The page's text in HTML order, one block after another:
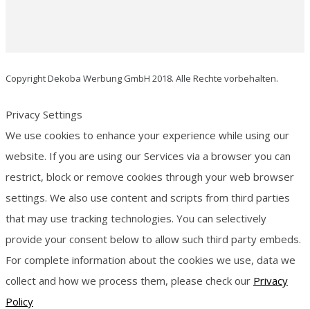
Copyright Dekoba Werbung GmbH 2018. Alle Rechte vorbehalten.
Privacy Settings
We use cookies to enhance your experience while using our
website. If you are using our Services via a browser you can
restrict, block or remove cookies through your web browser
settings. We also use content and scripts from third parties
that may use tracking technologies. You can selectively
provide your consent below to allow such third party embeds.
For complete information about the cookies we use, data we
collect and how we process them, please check our Privacy
Policy